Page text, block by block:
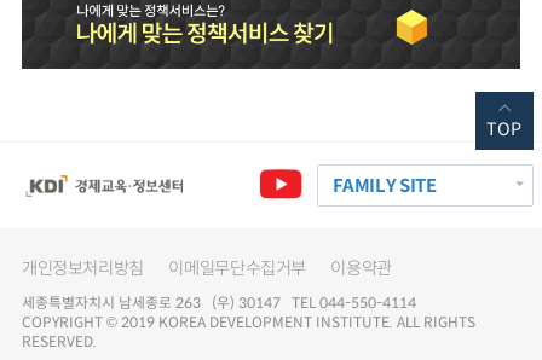
FAMILY SITE
개인정보처리방침 이메일무단수집거부 이용약관
세종특별자치시 남세종로 263 (우) 30147 TEL 044-550-4114
COPYRIGHT © 2019 KOREA DEVELOPMENT INSTITUTE. ALL RIGHTS
RESERVED.
TOP